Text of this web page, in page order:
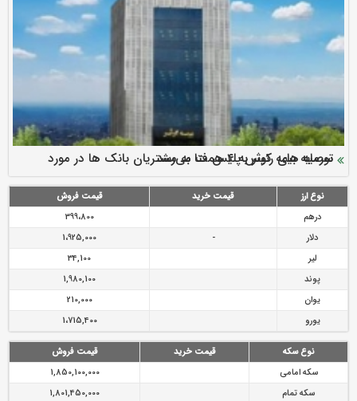
ارزش سهام عدالت بالا رفت
سرمایه بیمه کوثر به ۴ همت می‌رسد
نود ثانیه با فولاد سنگان
تقدیر دبیرکل سندیکای بیمه گران ایران از اقدامات مدیرعامل بیمه
رازی
توصیه های رئیس پلیس فتا به مشتریان بانک ها در مورد
پیشگیری از سرقت های مجازی
نوع ارز قیمت خرید
قیمت فروش
درهم
399،800
دلار
-
1،925,000
لیر
34,100
پوند
1,980,100
یوان
210,000
یورو
1،715,400
نوع سکه قیمت خرید
قیمت فروش
سکه امامی
1,850,100,000
سکه تمام
1,801,450,000